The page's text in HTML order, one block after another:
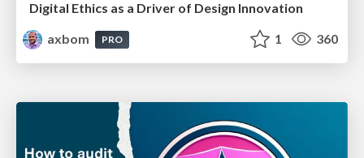
Digital Ethics as a Driver of Design Innovation
axbom
PRO 1 360